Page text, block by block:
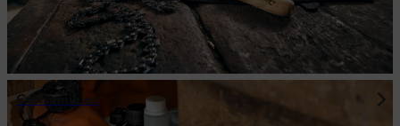
Consumibles